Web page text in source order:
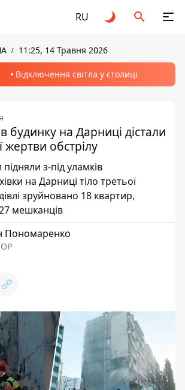
RU
11:25, 14 Травня 2026
Відключення світла у столиці
будинку на Дарниці дістали
жертви обстрілу
з-під уламків
на Дарниці тіло третьої
зруйновано 18 квартир,
мешканців
Пономаренко